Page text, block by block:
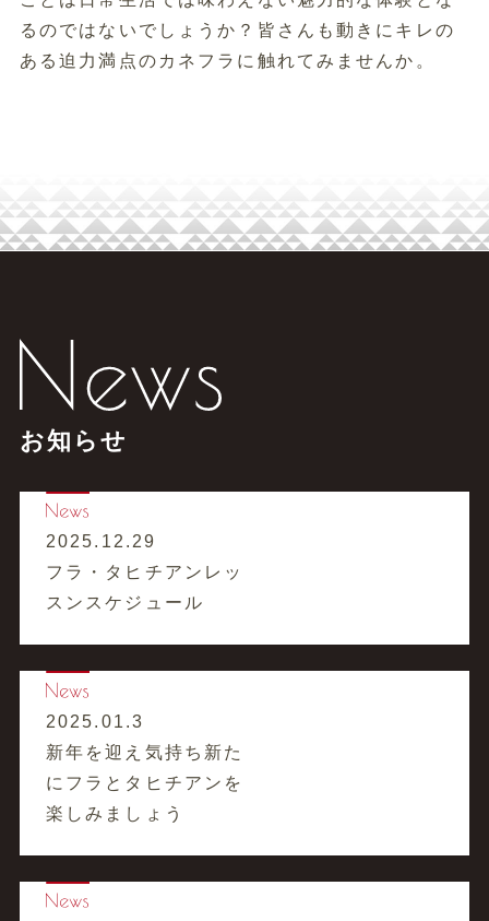
るのではないでしょうか？皆さんも動きにキレの
ある迫力満点のカネフラに触れてみませんか。
お知らせ
2025.12.29
フラ・タヒチアンレッ
スンスケジュール
2025.01.3
新年を迎え気持ち新た
にフラとタヒチアンを
楽しみましょう